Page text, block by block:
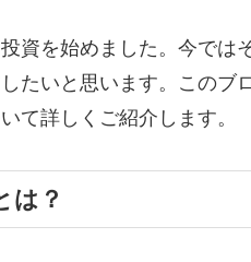
資を始めました。今では
たいと思います。このブ
て詳しくご紹介します。
は？